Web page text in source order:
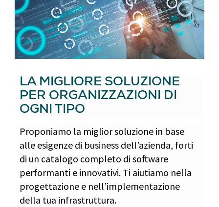
LA MIGLIORE SOLUZIONE
PER ORGANIZZAZIONI DI
OGNI TIPO
Proponiamo la miglior soluzione in base
alle esigenze di business dell’azienda, forti
di un catalogo completo di software
performanti e innovativi. Ti aiutiamo nella
progettazione e nell’implementazione
della tua infrastruttura.